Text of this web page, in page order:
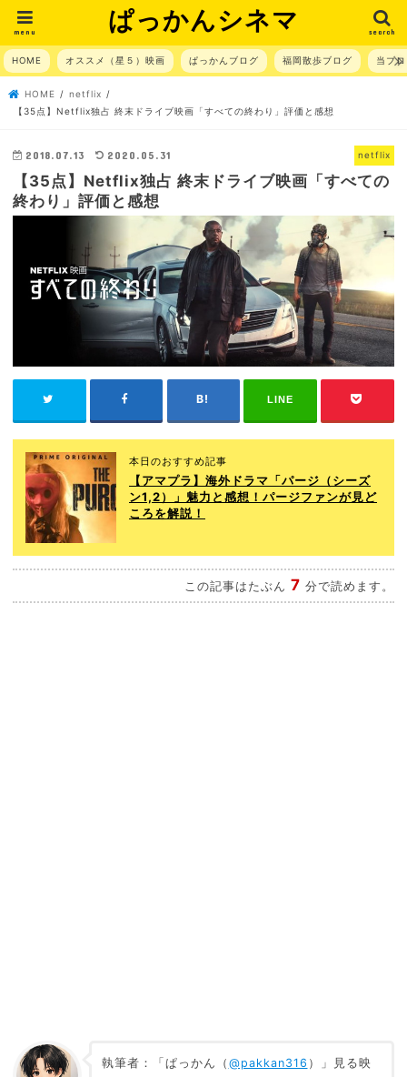
ぱっかんシネマ search
menu
HOME オススメ（星５）映画 ぱっかんブログ 福岡散歩ブログ 当ブ
HOME
netflix
【35点】Netflix独占 終末ドライブ映画「すべての終わり」評価と感想
netflix
2018.07.13 2020.05.31
【35点】Netflix独占 終末ドライブ映画「すべての
終わり」評価と感想
LINE
本日のおすすめ記事
【アマプラ】海外ドラマ「パージ（シーズ
ン1,2）」魅力と感想！パージファンが見ど
ころを解説！
この記事はたぶん 7 分で読めます。
執筆者：「ぱっかん（ @pakkan316 ）」見る映